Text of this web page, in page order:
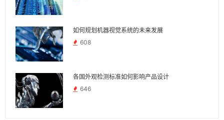
如何规划机器视觉系统的未来发展
608
各国外观检测标准如何影响产品设计
646